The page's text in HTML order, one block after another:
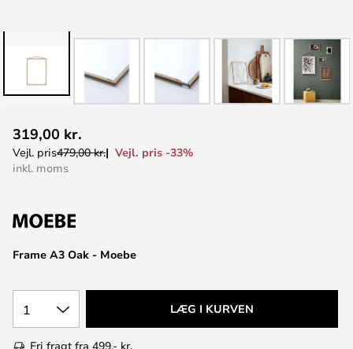
til
starten
Frame A3 Oak - Moebe
319,00 kr.
Vejl. pris479,00 kr.
Vejl. pris -33%
inkl. moms
1 LÆG I KURVEN
Fri fragt fra 499,- kr.